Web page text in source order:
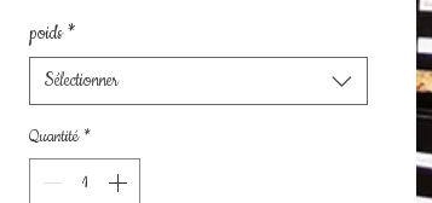
poids *
Sélectionner
Quantité *